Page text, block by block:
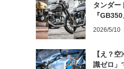
タンダー
『
2026/5/10
【え？
識ゼロ」